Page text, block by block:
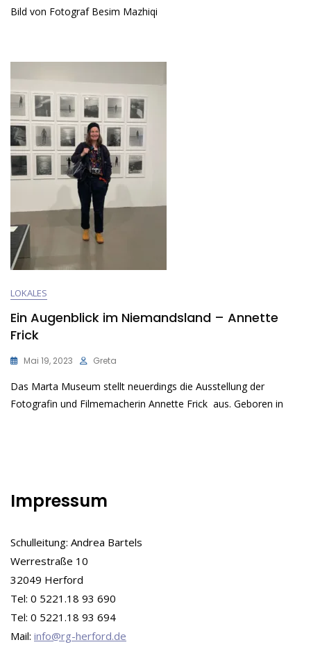
Bild von Fotograf Besim Mazhiqi
LOKALES
Ein Augenblick im Niemandsland – Annette
Frick
Mai 19, 2023 Greta
Das Marta Museum stellt neuerdings die Ausstellung der
Fotografin und Filmemacherin Annette Frick aus. Geboren in
Impressum
Schulleitung: Andrea Bartels
Werrestraße 10
32049 Herford
Tel: 0 5221.18 93 690
Tel: 0 5221.18 93 694
Mail: info@rg-herford.de